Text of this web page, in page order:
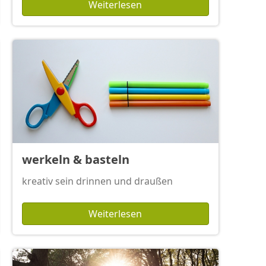
Weiterlesen
werkeln & basteln
kreativ sein drinnen und draußen
Weiterlesen